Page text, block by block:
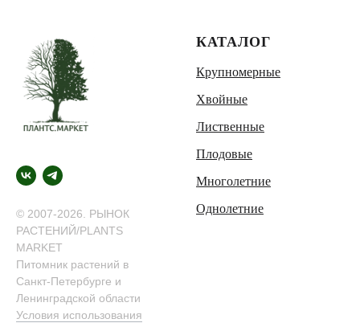
© 2007-2026. РЫНОК
РАСТЕНИЙ/PLANTS
MARKET
Питомник растений в
Санкт-Петербурге и
Ленинградской области
Условия использования
КАТАЛОГ
Крупномерные
Хвойные
Лиственные
Плодовые
Многолетние
Однолетние